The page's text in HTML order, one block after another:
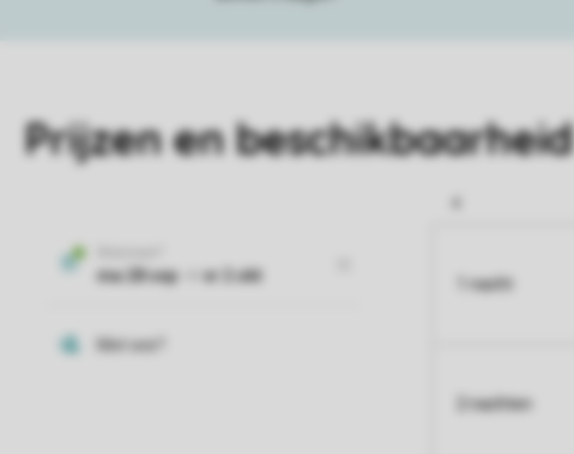
Prijzen en beschikbaarheid
1 nacht
2 nachten